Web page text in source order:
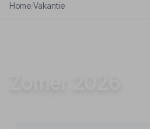
Home/Vakantie